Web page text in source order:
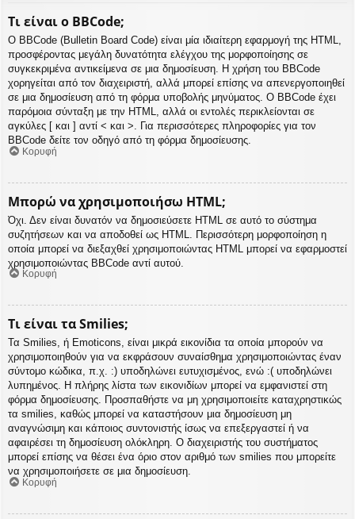
Τι είναι ο BBCode;
Ο BBCode (Bulletin Board Code) είναι μία ιδιαίτερη εφαρμογή της HTML,
προσφέροντας μεγάλη δυνατότητα ελέγχου της μορφοποίησης σε
συγκεκριμένα αντικείμενα σε μια δημοσίευση. Η χρήση του BBCode
χορηγείται από τον διαχειριστή, αλλά μπορεί επίσης να απενεργοποιηθεί
σε μια δημοσίευση από τη φόρμα υποβολής μηνύματος. Ο BBCode έχει
παρόμοια σύνταξη με την HTML, αλλά οι εντολές περικλείονται σε
αγκύλες [ και ] αντί < και >. Για περισσότερες πληροφορίες για τον
BBCode δείτε τον οδηγό από τη φόρμα δημοσίευσης.
Κορυφή
Μπορώ να χρησιμοποιήσω HTML;
Όχι. Δεν είναι δυνατόν να δημοσιεύσετε HTML σε αυτό το σύστημα
συζητήσεων και να αποδοθεί ως HTML. Περισσότερη μορφοποίηση η
οποία μπορεί να διεξαχθεί χρησιμοποιώντας HTML μπορεί να εφαρμοστεί
χρησιμοποιώντας BBCode αντί αυτού.
Κορυφή
Τι είναι τα Smilies;
Τα Smilies, ή Emoticons, είναι μικρά εικονίδια τα οποία μπορούν να
χρησιμοποιηθούν για να εκφράσουν συναίσθημα χρησιμοποιώντας έναν
σύντομο κώδικα, π.χ. :) υποδηλώνει ευτυχισμένος, ενώ :( υποδηλώνει
λυπημένος. Η πλήρης λίστα των εικονιδίων μπορεί να εμφανιστεί στη
φόρμα δημοσίευσης. Προσπαθήστε να μη χρησιμοποιείτε καταχρηστικώς
τα smilies, καθώς μπορεί να καταστήσουν μια δημοσίευση μη
αναγνώσιμη και κάποιος συντονιστής ίσως να επεξεργαστεί ή να
αφαιρέσει τη δημοσίευση ολόκληρη. Ο διαχειριστής του συστήματος
μπορεί επίσης να θέσει ένα όριο στον αριθμό των smilies που μπορείτε
να χρησιμοποιήσετε σε μια δημοσίευση.
Κορυφή